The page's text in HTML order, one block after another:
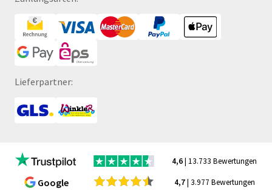
Lieferpartner:
4,6| 13.733 Bewertungen
Google 4,7| 3.977 Bewertungen